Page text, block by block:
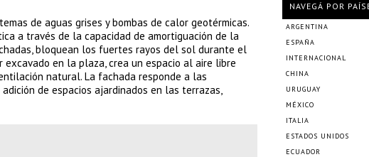
de aguas grises y bombas de calor geotérmicas.
a través de la capacidad de amortiguación de la
bloquean los fuertes rayos del sol durante el
en la plaza, crea un espacio al aire libre
natural. La fachada responde a las
de espacios ajardinados en las terrazas,
NAVEGÁ POR
ARGENTINA
ESPAÑA
INTERNACIONAL
CHINA
URUGUAY
MÉXICO
ITALIA
ESTADOS UNIDOS
ECUADOR